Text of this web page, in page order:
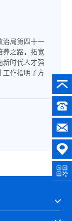
治局第四十一
养之路，拓宽
新时代人才强
工作指明了方